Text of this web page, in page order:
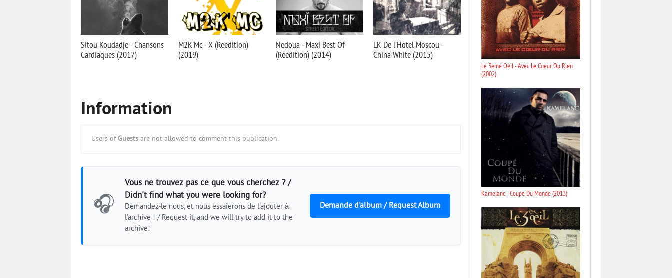
Sitou Koudadje - Chansons
Cardiaques (2017)
M2K'Mc - X (Reedition)
(2019)
Nedoua - Maxi Best Of
(Reedition) (2014)
LK De l’Hotel Moscou -
China White (2015)
Information
Users of Guests are not allowed to comment this publication.
🎧
Vous ne trouvez pas ce que vous cherchez ? /
Didn't find what you were looking for?
Demandez-le nous, et nous essaierons de l'ajouter à
l'archive ! / Request it, and we will try to add it to the
archive!
Demande d'album / Request Album
Le 3eme Oeil - Avec Le Coeur Ou Rien
(2002)
Kamelanc - Coupe Du Monde (2013)